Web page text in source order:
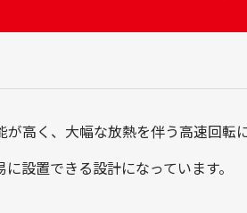
高く、大幅な放熱を伴う高速回転に
設置できる設計になっています。